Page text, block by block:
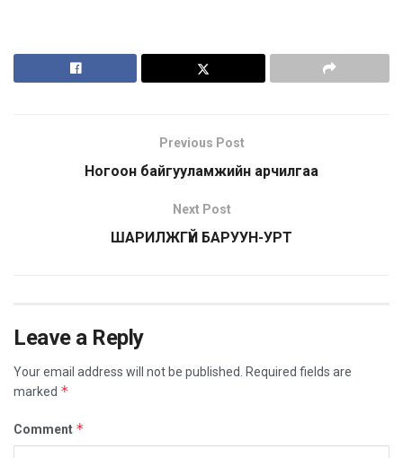
Previous Post
Ногоон байгууламжийн арчилгаа
Next Post
ШАРИЛЖГҮЙ БАРУУН-УРТ
Leave a Reply
Your email address will not be published.
Required fields are
marked *
Comment *